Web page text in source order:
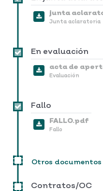
junta
Junta aclaratoria
En evaluación
acta de
Evaluación
Fallo
FALLO.pdf
Fallo
Otros documentos
Contratos/OC